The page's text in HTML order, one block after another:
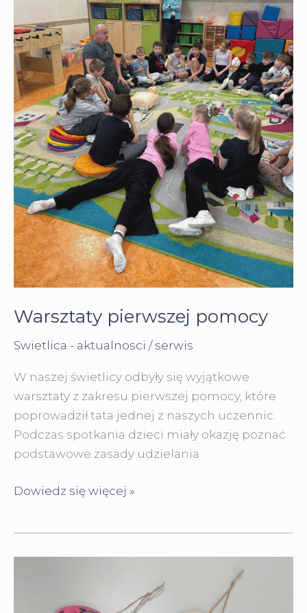
Warsztaty pierwszej pomocy
Swietlica - aktualnosci / serwis
W naszej świetlicy odbyły się wyjątkowe
warsztaty z zakresu pierwszej pomocy, które
poprowadził tata jednej z naszych uczennic.
Podczas spotkania dzieci miały okazję poznać
podstawowe zasady udzielania
Warsztaty
Dowiedz się więcej »